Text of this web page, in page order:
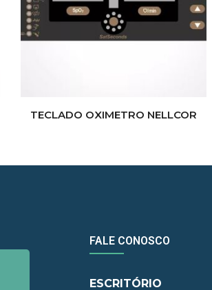
TECLADO OXIMETRO NELLCOR
FALE CONOSCO
ESCRITÓRIO